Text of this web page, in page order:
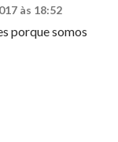
às 18:52
porque somos